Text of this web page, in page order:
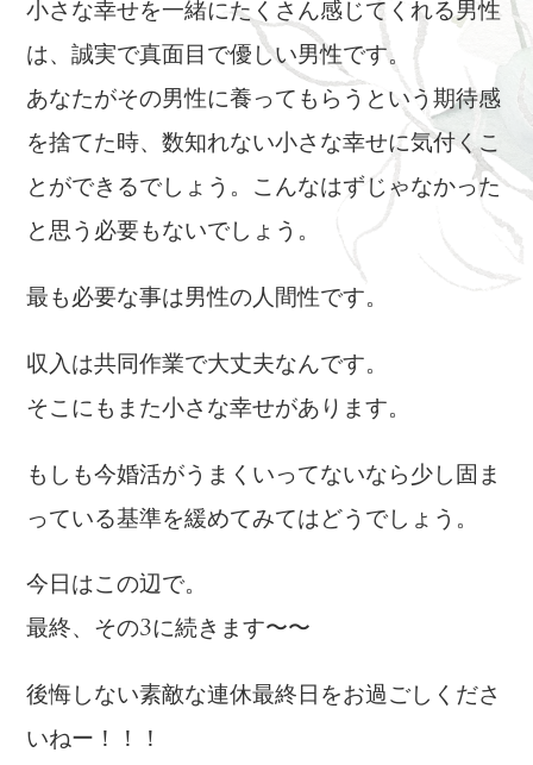
小さな幸せを一緒にたくさん感じてくれる男性
は、誠実で真面目で優しい男性です。
あなたがその男性に養ってもらうという期待感
を捨てた時、数知れない小さな幸せに気付くこ
とができるでしょう。こんなはずじゃなかった
と思う必要もないでしょう。
最も必要な事は男性の人間性です。
収入は共同作業で大丈夫なんです。
そこにもまた小さな幸せがあります。
もしも今婚活がうまくいってないなら少し固ま
っている基準を緩めてみてはどうでしょう。
今日はこの辺で。
最終、その3に続きます〜〜
後悔しない素敵な連休最終日をお過ごしくださ
いねー！！！